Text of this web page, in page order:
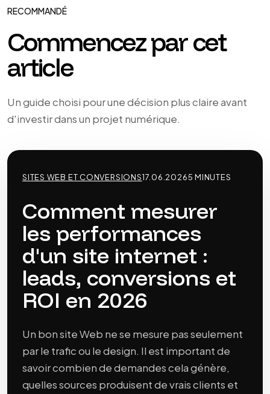
RECOMMANDÉ
Commencez par cet
article
Un guide choisi pour une décision plus claire avant
d'investir dans un projet numérique.
SITES WEB ET CONVERSIONS17.06.20265 MINUTES
Comment mesurer
les performances
d'un site internet :
leads, conversions et
ROI en 2026
Un bon site Web ne se mesure pas seulement
par le trafic ou le design. Il est important de
savoir combien de demandes cela génère,
quelles sources produisent de vrais clients et